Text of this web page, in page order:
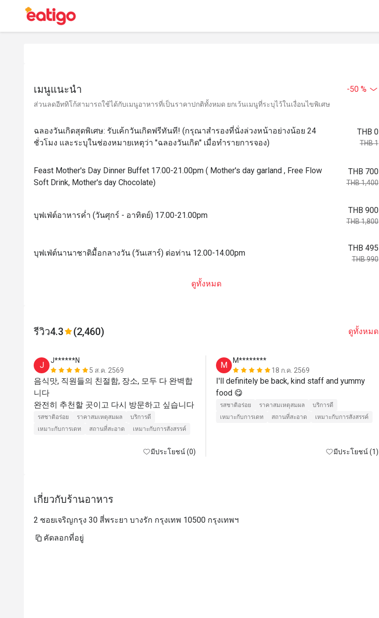
เมนูแนะนำ -50 %
ส่วนลดอีททิโก้สามารถใช้ได้กับเมนูอาหารที่เป็นราคาปกติทั้งหมด ยกเว้นเมนูที่ระบุไว้ในเงื่อนไขพิเศษ
ฉลองวันเกิดสุดพิเศษ: รับเค้กวันเกิดฟรีทันที! (กรุณาสำรองที่นั่งล่วงหน้าอย่างน้อย 24
ชั่วโมง และระบุในช่องหมายเหตุว่า "ฉลองวันเกิด" เมื่อทำรายการจอง)
THB 0
THB 1
Feast Mother's Day Dinner Buffet 17.00-21.00pm ( Mother's day garland , Free Flow
Soft Drink, Mother's day Chocolate)
THB 700
THB 1,400
บุฟเฟ่ต์อาหารค่ำ (วันศุกร์ - อาทิตย์) 17.00-21.00pm
THB 900
THB 1,800
บุฟเฟ่ต์นานาชาติมื้อกลางวัน (วันเสาร์) ต่อท่าน 12.00-14.00pm
THB 495
THB 990
ดูทั้งหมด
รีวิว4.3 (2,460) ดูทั้งหมด
J
J******N
5 ส.ค. 2569
음식맛, 직원들의 친절함, 장소, 모두 다 완벽합
니다
รสชาติอร่อย ราคาสมเหตุสมผล
บริการดี
เหมาะกับการเดท
สถานที่สะอาด เหมาะกับการสังสรรค์
มีประโยชน์ (0)
M
M********
18 ก.ค. 2569
I'll definitely be back, kind staff and yummy
รสชาติอร่อย ราคาสมเหตุสมผล
บริการดี
เหมาะกับการเดท
สถานที่สะอาด เหมาะกับการสังสรรค์
มีประโยชน์ (1)
เกี่ยวกับร้านอาหาร
2 ซอยเจริญกรุง 30 สี่พระยา บางรัก กรุงเทพ 10500 กรุงเทพฯ
คัดลอกที่อยู่